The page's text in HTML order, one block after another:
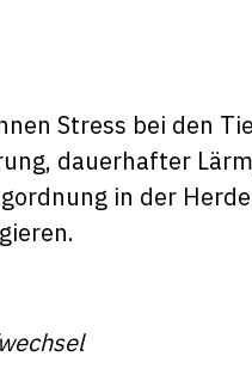
Stress bei den
dauerhafter
in der